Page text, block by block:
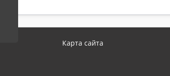
Карта сайта